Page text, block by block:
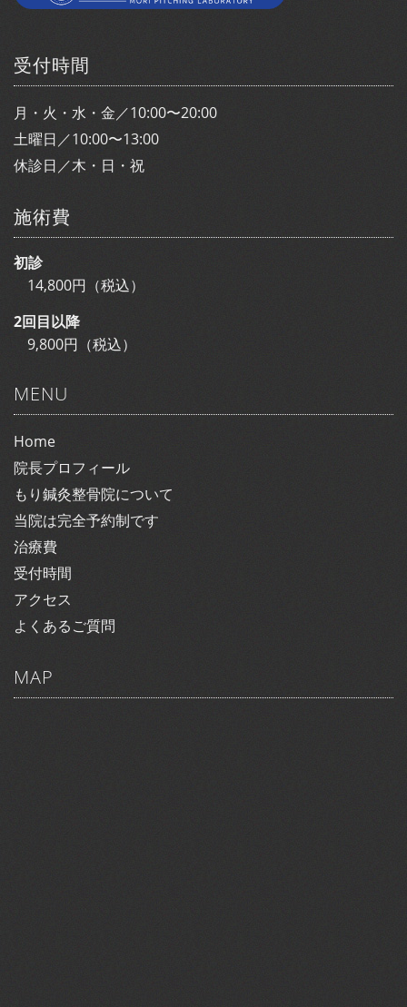
受付時間
月・火・水・金／10:00〜20:00
土曜日／10:00〜13:00
休診日／木・日・祝
施術費
初診
14,800円（税込）
2回目以降
9,800円（税込）
MENU
Home
院長プロフィール
もり鍼灸整骨院について
当院は完全予約制です
治療費
受付時間
アクセス
よくあるご質問
MAP